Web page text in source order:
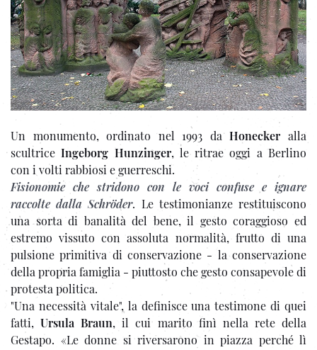
Un monumento, ordinato nel 1993 daHoneckeralla
scultriceIngeborg Hunzinger, le ritrae oggi a Berlino
con i volti rabbiosi e guerreschi.
Fisionomie che stridono con le voci confuse e ignare
raccolte dalla Schröder. Le testimonianze restituiscono
una sorta di banalità del bene, il gesto coraggioso ed
estremo vissuto con assoluta normalità, frutto di una
pulsione primitiva di conservazione - la conservazione
della propria famiglia - piuttosto che gesto consapevole di
protesta politica.
"Una necessità vitale", la definisce una testimone di quei
fatti,Ursula Braun, il cui marito finì nella rete della
Gestapo. «Le donne si riversarono in piazza perché lì